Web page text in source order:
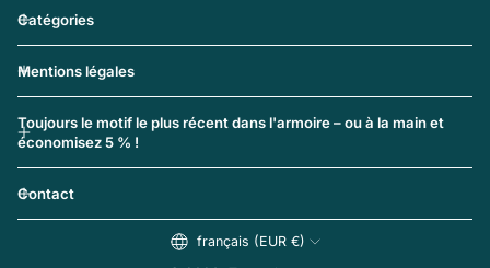
Catégories
Mentions légales
Toujours le motif le plus récent dans l'armoire – ou à la main et
économisez 5 % !
Contact
français (EUR €)